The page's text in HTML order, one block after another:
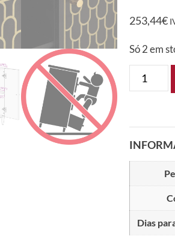
253,44€
Só 2 em
Dias